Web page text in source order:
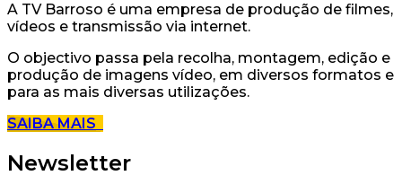
A TV Barroso é uma empresa de produção de filmes,
vídeos e transmissão via internet.
O objectivo passa pela recolha, montagem, edição e
produção de imagens vídeo, em diversos formatos e
para as mais diversas utilizações.
SAIBA MAIS
Newsletter